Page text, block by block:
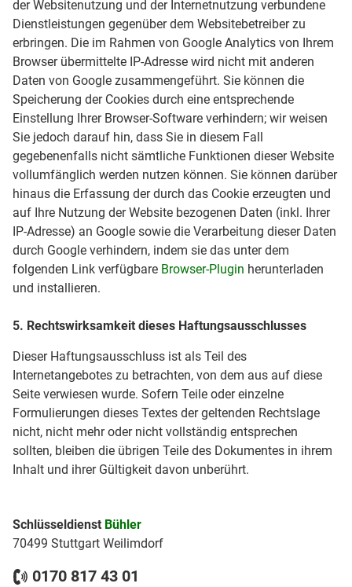
der Websitenutzung und der Internetnutzung verbundene
Dienstleistungen gegenüber dem Websitebetreiber zu
erbringen. Die im Rahmen von Google Analytics von Ihrem
Browser übermittelte IP-Adresse wird nicht mit anderen
Daten von Google zusammengeführt. Sie können die
Speicherung der Cookies durch eine entsprechende
Einstellung Ihrer Browser-Software verhindern; wir weisen
Sie jedoch darauf hin, dass Sie in diesem Fall
gegebenenfalls nicht sämtliche Funktionen dieser Website
vollumfänglich werden nutzen können. Sie können darüber
hinaus die Erfassung der durch das Cookie erzeugten und
auf Ihre Nutzung der Website bezogenen Daten (inkl. Ihrer
IP-Adresse) an Google sowie die Verarbeitung dieser Daten
durch Google verhindern, indem sie das unter dem
folgenden Link verfügbare Browser-Plugin herunterladen
und installieren.
5. Rechtswirksamkeit dieses Haftungsausschlusses
Dieser Haftungsausschluss ist als Teil des
Internetangebotes zu betrachten, von dem aus auf diese
Seite verwiesen wurde. Sofern Teile oder einzelne
Formulierungen dieses Textes der geltenden Rechtslage
nicht, nicht mehr oder nicht vollständig entsprechen
sollten, bleiben die übrigen Teile des Dokumentes in ihrem
Inhalt und ihrer Gültigkeit davon unberührt.
Schlüsseldienst Bühler
70499 Stuttgart Weilimdorf
0170 817 43 01